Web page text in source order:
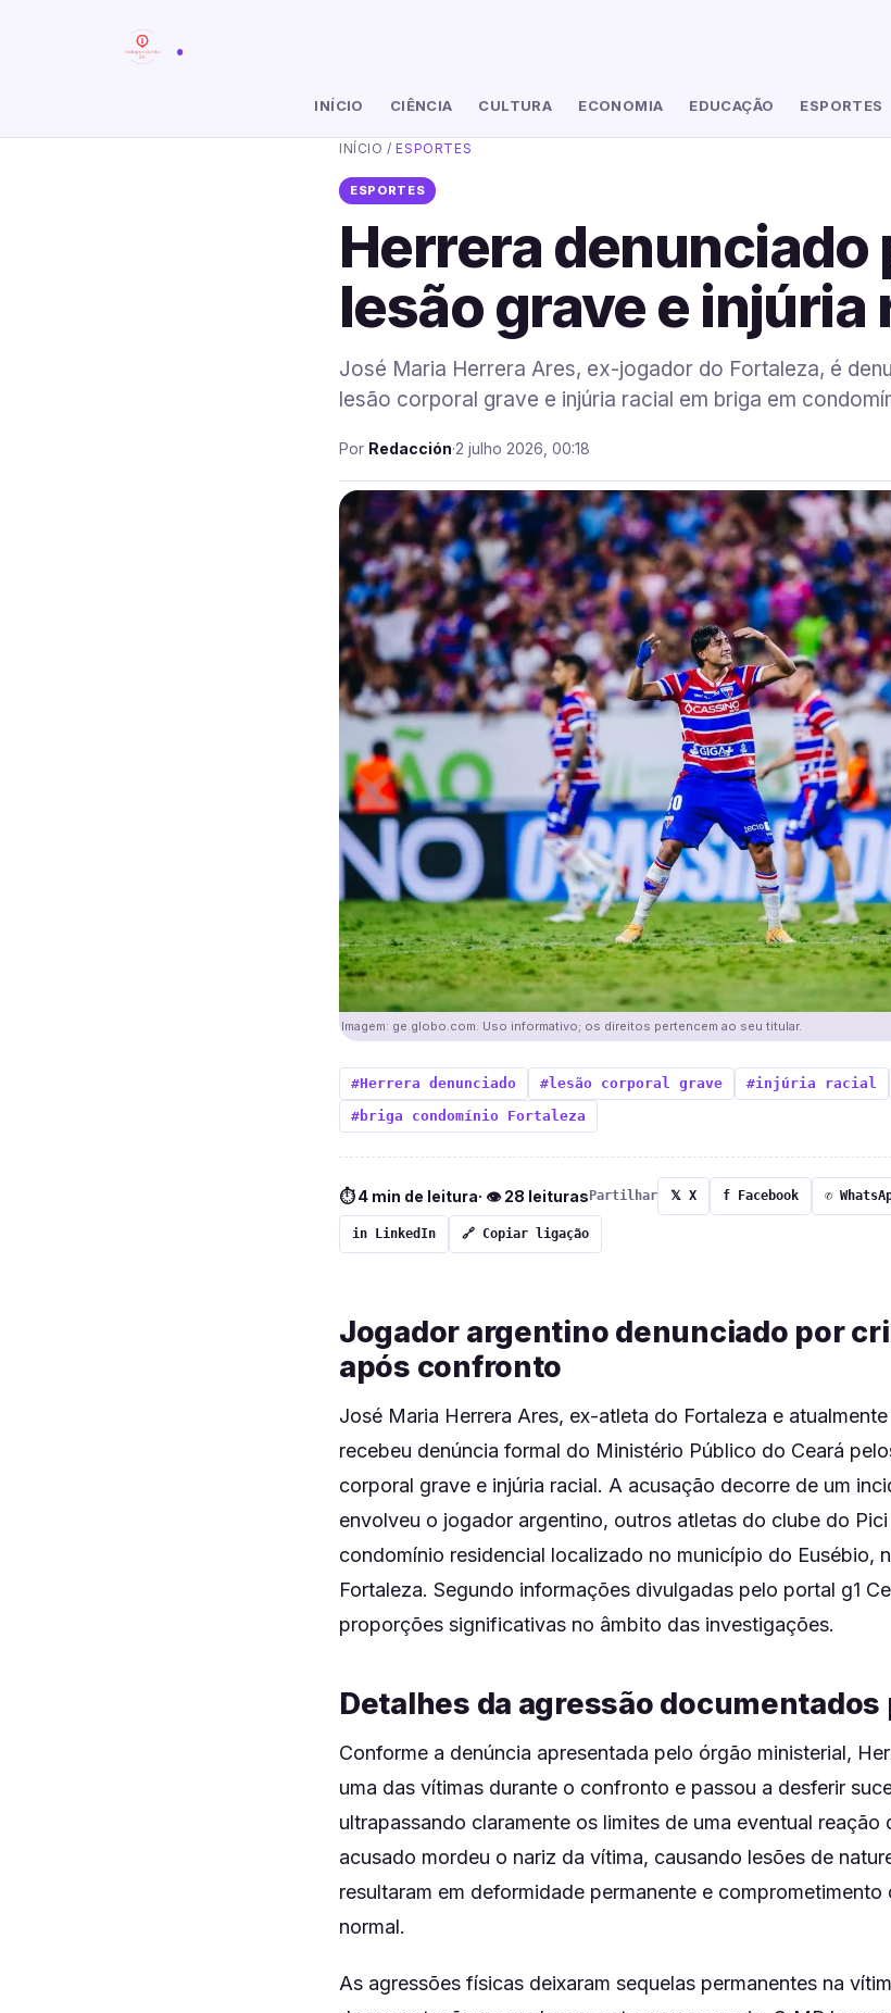
.
INÍCIO CIÊNCIA CULTURA ECONOMIA EDUCAÇÃO ESPORTES
INÍCIO /ESPORTES
ESPORTES
Herrera denunciado
lesão grave e injúria
José Maria Herrera Ares, ex-jogador do Fortaleza, é
lesão corporal grave e injúria racial em briga em
Por Redacción·2 julho 2026, 00:18
Imagem: ge.globo.com. Uso informativo; os direitos pertencem ao seu titular.
#Herrera denunciado #lesão corporal grave #injúria racial
#briga condomínio Fortaleza
⏱ 4 min de leitura· 👁 28 leituras Partilhar 𝕏 X f Facebook ✆
in LinkedIn 🔗 Copiar ligação
Jogador argentino denunciado por
após confronto
José Maria Herrera Ares, ex-atleta do Fortaleza e
recebeu denúncia formal do Ministério Público do Ceará
corporal grave e injúria racial. A acusação decorre de um
envolveu o jogador argentino, outros atletas do clube do
condomínio residencial localizado no município do Eusébio,
Fortaleza. Segundo informações divulgadas pelo portal g1
proporções significativas no âmbito das investigações.
Detalhes da agressão documentados
Conforme a denúncia apresentada pelo órgão ministerial,
uma das vítimas durante o confronto e passou a desferir
ultrapassando claramente os limites de uma eventual reação
acusado mordeu o nariz da vítima, causando lesões de
resultaram em deformidade permanente e
normal.
As agressões físicas deixaram sequelas permanentes na